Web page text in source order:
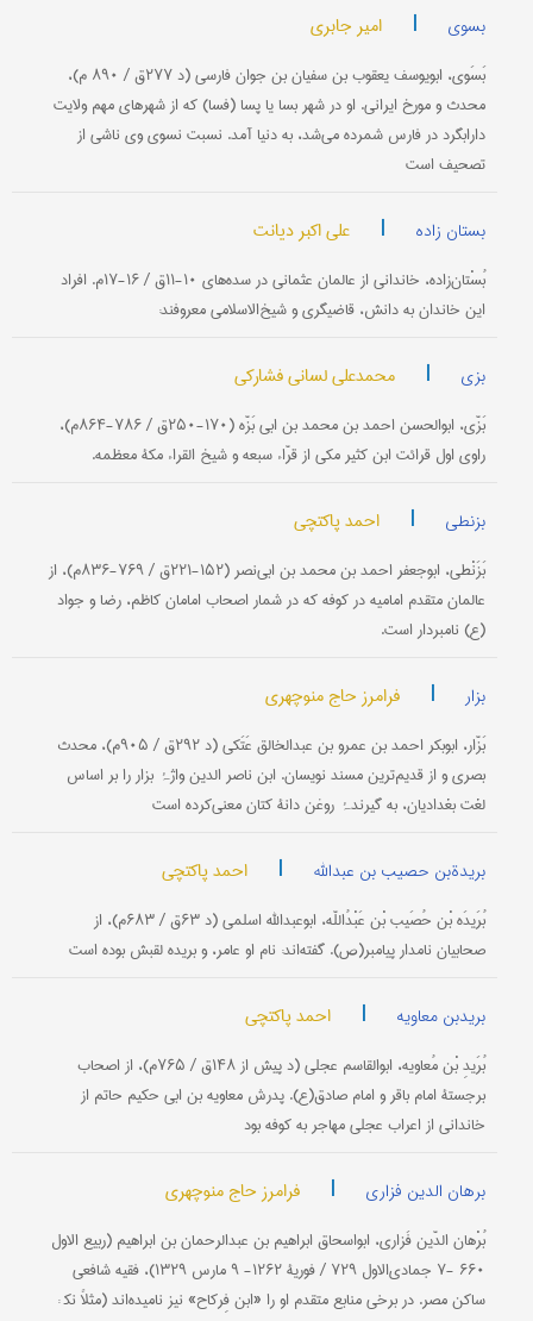
بسوی | امیر جابری
بَسَوی‌، ابویوسف یعقوب‌ بن سفیان بن جوان فارسی (د ۲۷۷ق‌ / ۸۹۰ م‌)،
محدث‌ و مورخ‌ ایرانی‌. او در شهر بسا یا پسا (فسا) كه‌ از شهرهای‌ مهم‌ ولایت‌
دارابگرد در فارس‌ شمرده‌ می‌شد، به‌ دنیا آمد. نسبت‌ نسوی‌ وی ناشی‌ از
تصحیف است
بستان زاده | علی اکبر دیانت
بُسْتان‌زاده‌، خاندانی‌ از عالمان‌ عثمانی‌ در سده‌های‌ ۱۰-۱۱ق‌ / ۱۶-۱۷م‌. افراد
اين خاندان به دانش‌، قاضيگری و شيخ‌الاسلامی‌ معروفند:
بزی | محمدعلی لسانی فشارکی
بَزّی‌، ابوالحسن‌ احمد بن‌ محمد بن ابی بَزّه‌ (۱۷۰-۲۵۰ق‌ / ۷۸۶-۸۶۴م‌)،
راوی‌ اول‌ قرائت‌ ابن‌ كثیر مكی‌ از قرّاء سبعه‌ و شیخ‌ القراء مكۀ معظمه‌.
بزنطی | احمد پاکتچی
بَزَنْطی‌، ابوجعفر احمد بن‌ محمد بن‌ ابی‌نصر (۱۵۲-۲۲۱ق‌ / ۷۶۹-۸۳۶م‌)، از
عالمان متقدم‌ امامیه‌ در كوفه‌ كه‌ در شمار اصحاب‌ امامان‌ كاظم‌، رضا و جواد
(ع‌) نامبردار است‌.
بزار | فرامرز حاج منوچهری
بَزّار، ابوبكر احمد بن‌ عمرو بن‌ عبدالخالق‌ عَتَكی‌ (د ۲۹۲ق‌ / ۹۰۵م‌)، محدث‌
بصری‌ و از قدیم‌ترین‌ مسند نویسان‌. ابن‌ ناصر الدین‌ واژۂ بزار را بر اساس‌
لغت‌ بغدادیان‌، به‌ گیرندۂ روغن‌ دانۀ كتان‌ معنی‌كرده‌ است‌
بریدةبن حصیب بن عبدالله | احمد پاکتچی
بُرَیدَه بْن‌ حُصَیب‌ بْن‌ عَبْدُاللّه‌، ابوعبدالله اسلمی‌ (د ۶۳ق‌ / ۶۸۳م‌)، از
صحابیان‌ نامدار پیامبر(ص‌). گفته‌اند: نام‌ او عامر، و بریده‌ لقبش‌ بوده‌ است‌
بریدبن معاویه | احمد پاکتچی
بُرَیدِ بْن‌ مُعاویه‌، ابوالقاسم‌ عجلی‌ (د پیش‌ از ۱۴۸ق‌ / ۷۶۵م‌)، از اصحاب‌
برجستۀ امام‌ باقر و امام‌ صادق‌(ع‌). پدرش‌ معاویه بن‌ ابی‌ حكیم‌ حاتم‌ از
خاندانی‌ از اعراب‌ عجلی‌ مهاجر به‌ كوفه‌ بود
برهان الدین فزاری | فرامرز حاج منوچهری
بُرْهان الدّین‌ فَزاری‌، ابواسحاق‌ ابراهیم‌ بن‌ عبدالرحمان‌ بن‌ ابراهیم‌ (ربیع‌ الاول‌
۶۶۰ -۷ جمادی‌الاول‌ ۷۲۹ / فوریۀ ۱۲۶۲- ۹ مارس‌ ۱۳۲۹)، فقیه‌ شافعی‌
ساكن‌ مصر. در برخی‌ منابع‌ متقدم‌ او را «ابن‌ فِركاح‌» نیز نامیده‌اند (مثلاً نك‍ :